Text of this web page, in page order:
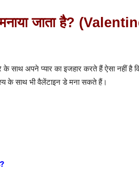
जाता है?
साथ अपने प्यार का इजहार करते हैं ऐसा नहीं है
के साथ भी वैलेंटाइन डे मना सकते हैं।